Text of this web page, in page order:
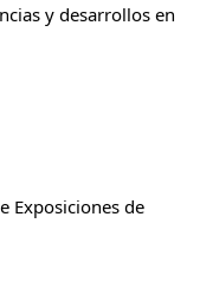
y desarrollos en
Exposiciones de